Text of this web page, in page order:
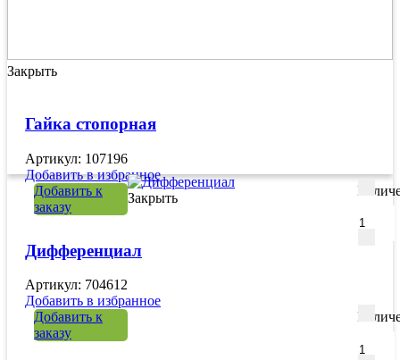
Закрыть
Гайка стопорная
Артикул: 107196
Добавить в избранное
Добавить к
заказу
Закрыть
Дифференциал
Артикул: 704612
Добавить в избранное
Добавить к
заказу